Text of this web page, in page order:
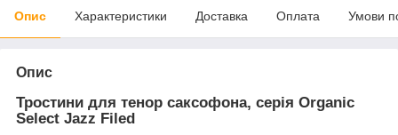
Опис Характеристики Доставка Оплата Умови
Опис
Тростини для тенор саксофона, серія Organic
Select Jazz Filed